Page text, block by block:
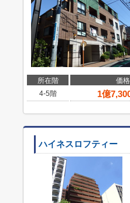
所在階
価格
4-5階
1億
ハイネスロフティー